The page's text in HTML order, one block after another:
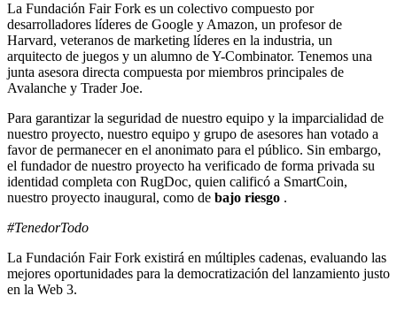
La Fundación Fair Fork es un colectivo compuesto por
desarrolladores líderes de Google y Amazon, un profesor de
Harvard, veteranos de marketing líderes en la industria, un
arquitecto de juegos y un alumno de Y-Combinator. Tenemos una
junta asesora directa compuesta por miembros principales de
Avalanche y Trader Joe.
Para garantizar la seguridad de nuestro equipo y la imparcialidad de
nuestro proyecto, nuestro equipo y grupo de asesores han votado a
favor de permanecer en el anonimato para el público. Sin embargo,
el fundador de nuestro proyecto ha verificado de forma privada su
identidad completa con RugDoc, quien calificó a SmartCoin,
nuestro proyecto inaugural, como de bajo riesgo .
#TenedorTodo
La Fundación Fair Fork existirá en múltiples cadenas, evaluando las
mejores oportunidades para la democratización del lanzamiento justo
en la Web 3.